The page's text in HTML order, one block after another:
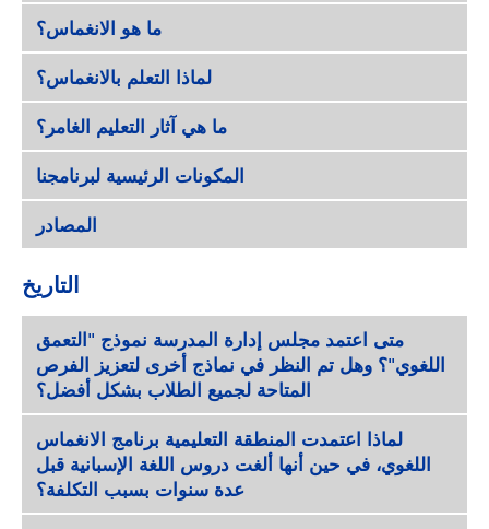
ما هو الانغماس؟
لماذا التعلم بالانغماس؟
ما هي آثار التعليم الغامر؟
المكونات الرئيسية لبرنامجنا
المصادر
التاريخ
متى اعتمد مجلس إدارة المدرسة نموذج "التعمق
اللغوي"؟ وهل تم النظر في نماذج أخرى لتعزيز الفرص
المتاحة لجميع الطلاب بشكل أفضل؟
لماذا اعتمدت المنطقة التعليمية برنامج الانغماس
اللغوي، في حين أنها ألغت دروس اللغة الإسبانية قبل
عدة سنوات بسبب التكلفة؟